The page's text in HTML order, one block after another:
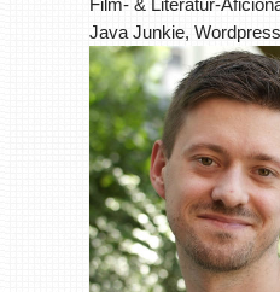
Film- & Literatur-
Java Junkie,